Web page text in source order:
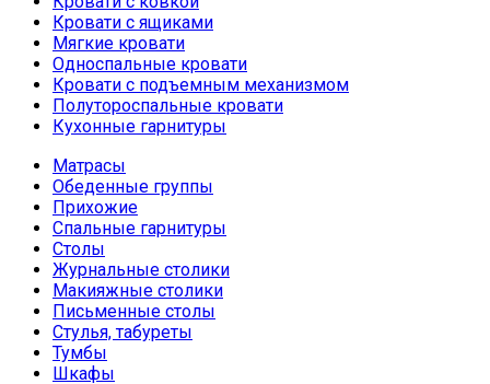
Кровати с ящиками
Мягкие кровати
Односпальные кровати
Кровати с подъемным механизмом
Полутороспальные кровати
Кухонные гарнитуры
Матрасы
Обеденные группы
Прихожие
Спальные гарнитуры
Столы
Журнальные столики
Макияжные столики
Письменные столы
Стулья, табуреты
Тумбы
Шкафы